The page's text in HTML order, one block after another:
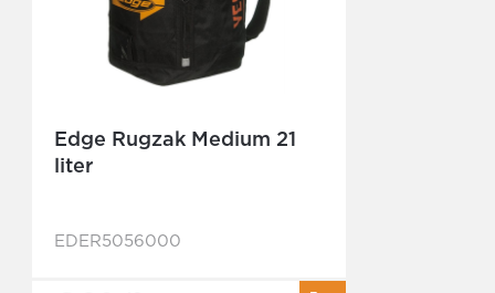
Edge Rugzak Medium 21
liter
EDER5056000